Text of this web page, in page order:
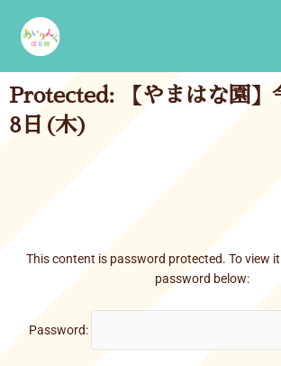
content
Protected: 【やまはな園】
8日(木)
This content is password protected. To view
password below:
Password: